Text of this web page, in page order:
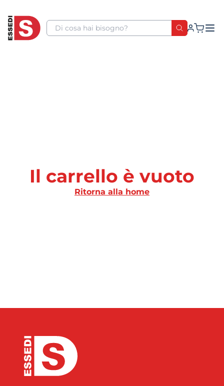
Il carrello è vuoto
Ritorna alla home